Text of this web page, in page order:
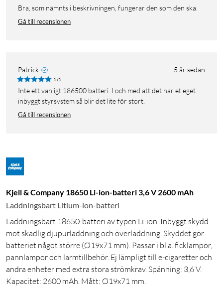
Bra, som nämnts i beskrivningen, fungerar den som den ska.
Gå till recensionen
Patrick 5 år sedan
5/5
Inte ett vanligt 186500 batteri. I och med att det har et eget
inbyggt styrsystem så blir det lite för stort.
Gå till recensionen
Kjell & Company 18650 Li-ion-batteri 3,6 V 2600 mAh
Laddningsbart Litium-ion-batteri
Laddningsbart 18650-batteri av typen Li-ion. Inbyggt skydd
mot skadlig djupurladdning och överladdning. Skyddet gör
batteriet något större (Ø19x71 mm). Passar i bl.a. ficklampor,
pannlampor och larmtillbehör. Ej lämpligt till e-cigaretter och
andra enheter med extra stora strömkrav. Spänning: 3,6 V.
Kapacitet: 2600 mAh. Mått: Ø19x71 mm.